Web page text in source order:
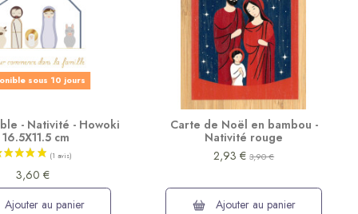
sous 10 jours
- Nativité - Howoki
cm
3,60 €
Ajouter au panier
Carte de Noël en bambou -
Nativité rouge
2,93 €3,90 €
Ajouter au panier